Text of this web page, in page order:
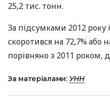
25,2 тис. тонн.
За підсумками 2012 року
скоротився на 72,7% або
порівняно з 2011 роком,
За матеріалами: УНН